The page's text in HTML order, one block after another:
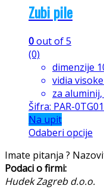
Zubi pile
0out of 5
(0)
dimenzije
vidia
za
Šifra: PAR-
Na upit
Odaberi opcije
Imate pitanja ?
Podaci o firmi:
Hudek Zagreb d.o.o.